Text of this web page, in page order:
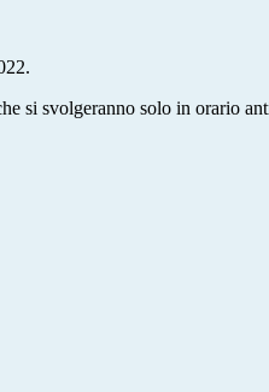
si svolgeranno solo in orario